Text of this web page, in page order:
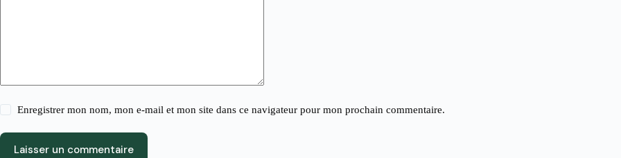
Enregistrer mon nom, mon e-mail et mon site dans ce navigateur pour mon prochain commentaire.
Laisser un commentaire